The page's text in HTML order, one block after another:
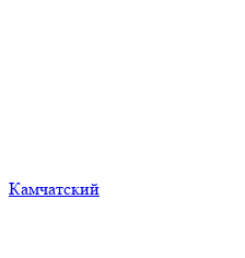
Камчатский